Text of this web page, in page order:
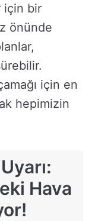
için bir
önünde
için en
hepimizin
Hava